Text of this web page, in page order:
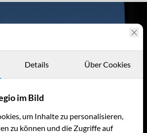
Details Über Cookies
im Bild
um Inhalte zu personalisieren,
zu können und die Zugriffe auf